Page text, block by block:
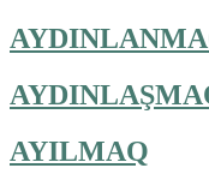
AYILMAQ